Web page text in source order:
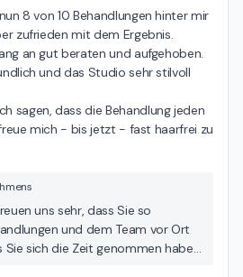
8 von 10 Behandlungen hinter mir
zufrieden mit dem Ergebnis.
an gut beraten und aufgehoben.
und das Studio sehr stilvoll
sagen, dass die Behandlung jeden
mich - bis jetzt - fast haarfrei zu
uns sehr, dass Sie so
und dem Team vor Ort
Sie sich die Zeit genommen haben,